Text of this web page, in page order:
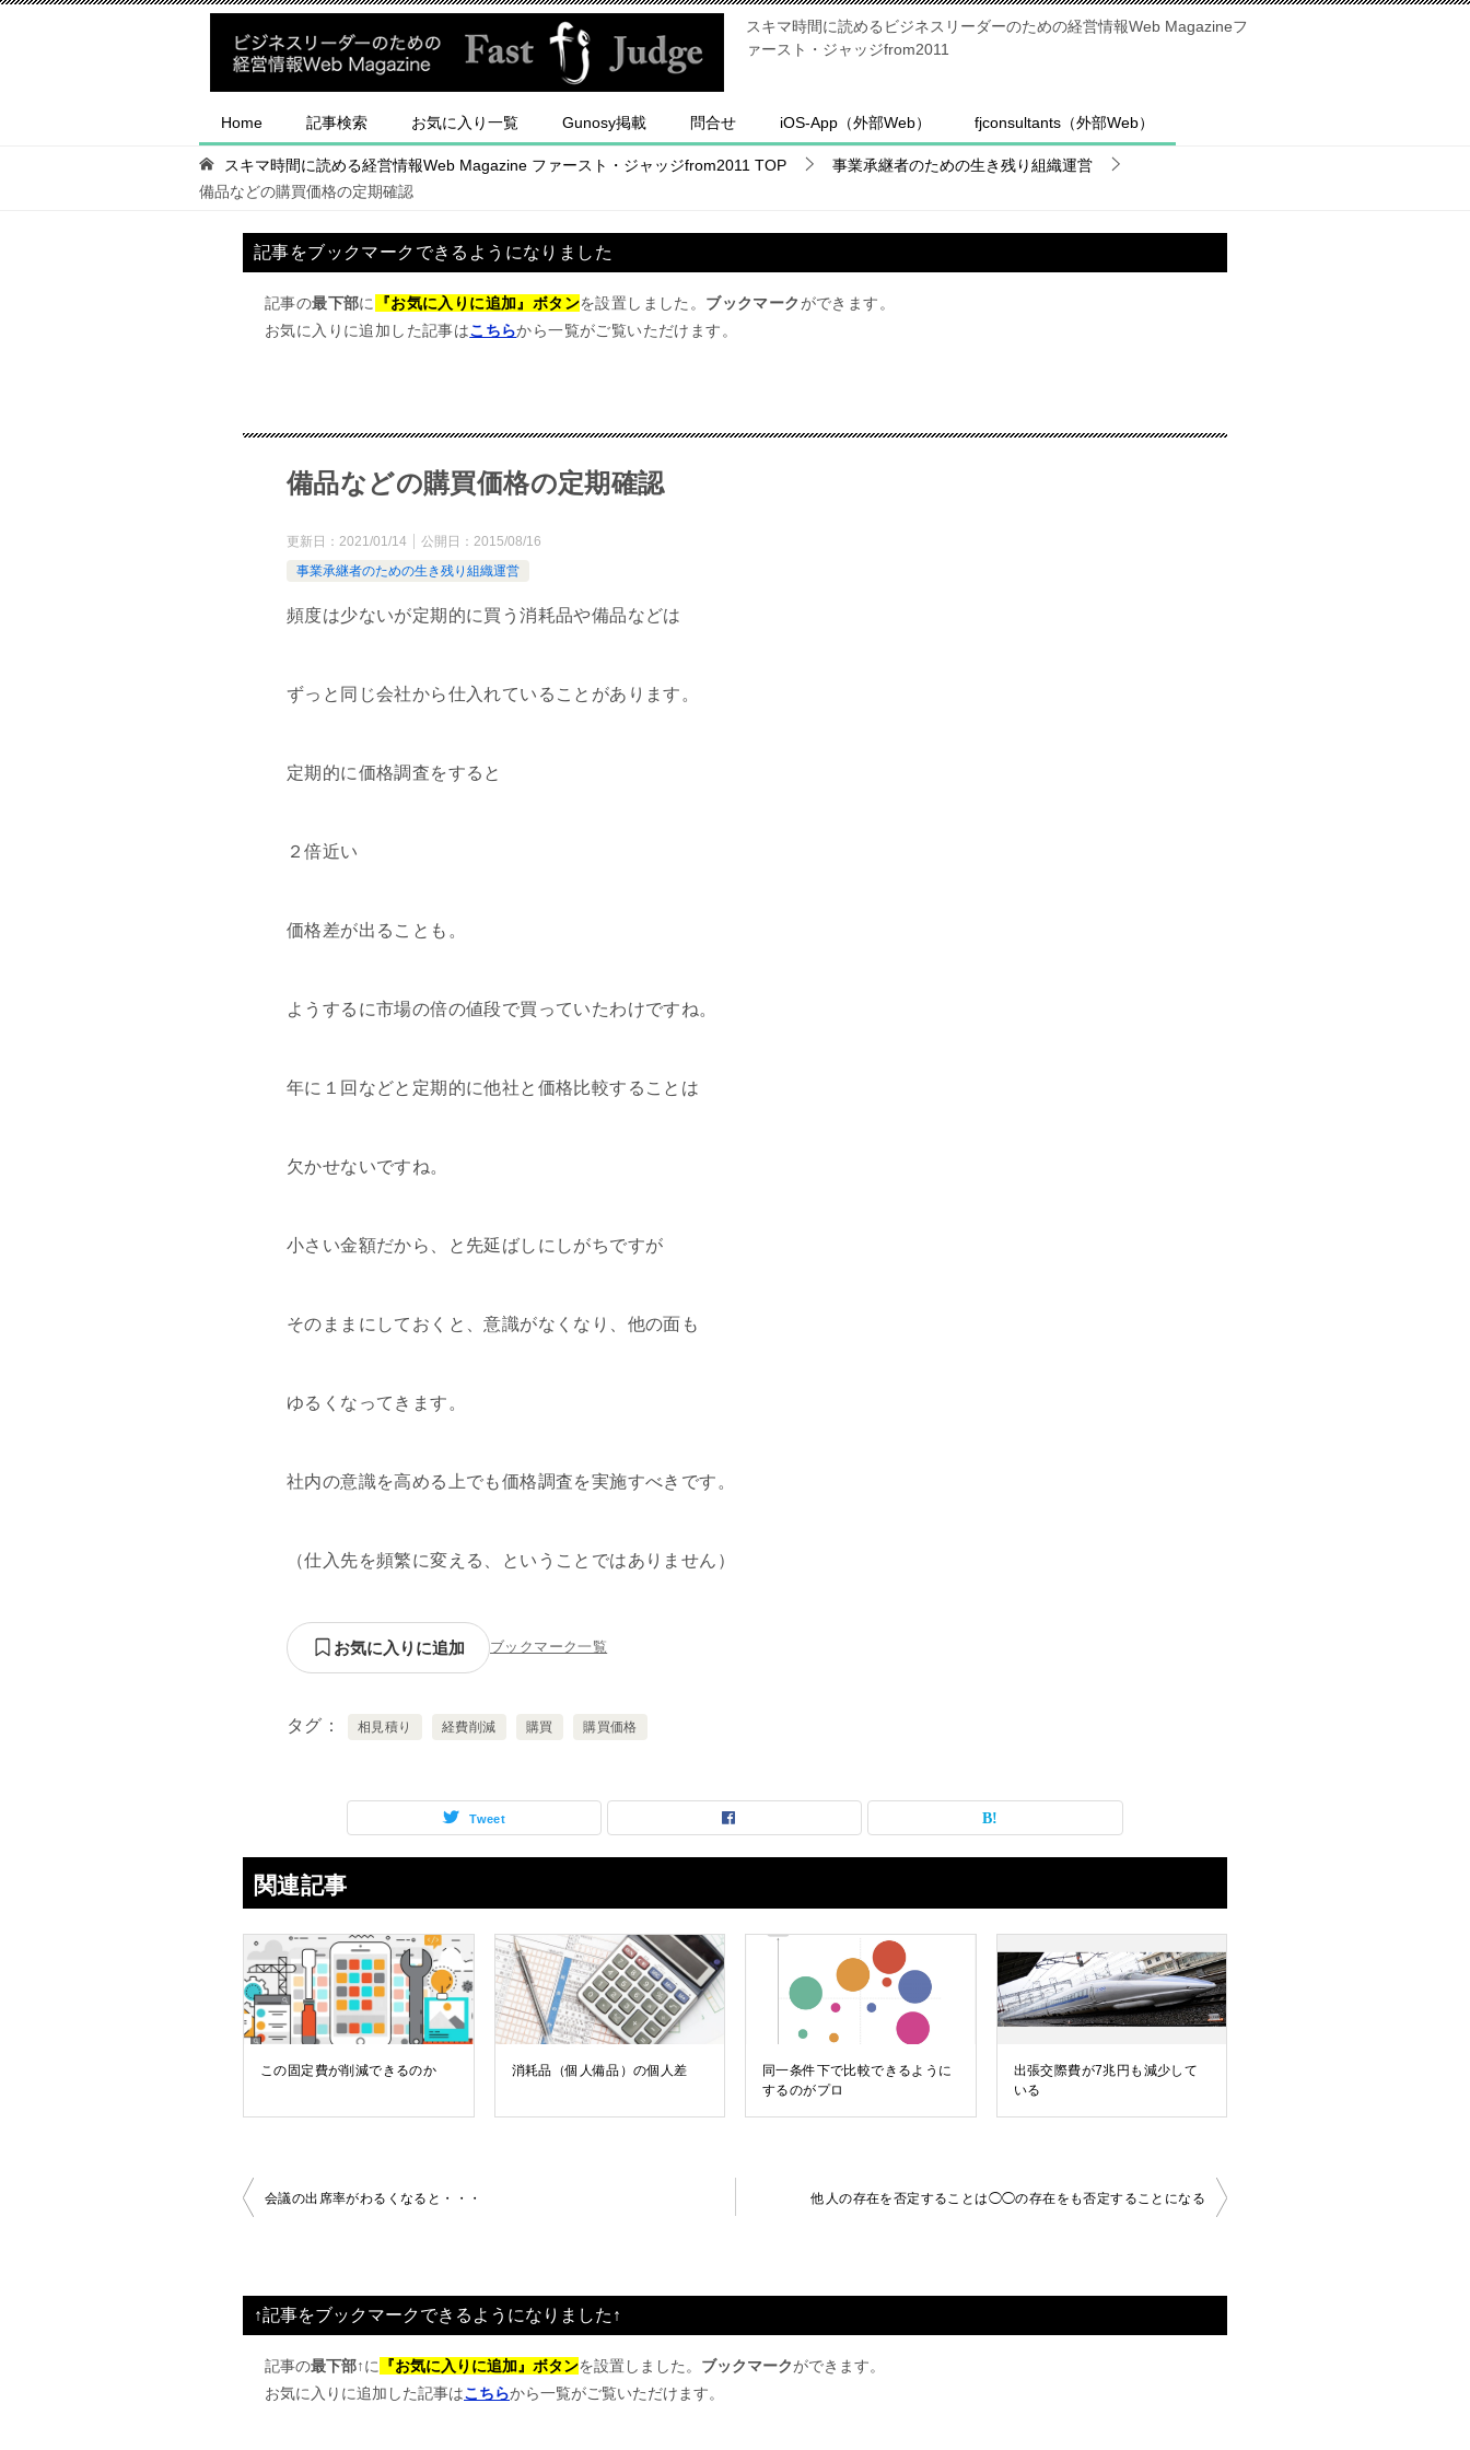
スキマ時間に読めるビジネスリーダーのための経営情報Web Magazineフ
ァースト・ジャッジfrom2011
Home 記事検索 お気に入り一覧 Gunosy掲載 問合せ iOS-App（外部Web） fjconsultants（外部Web）
スキマ時間に読める経営情報Web Magazine ファースト・ジャッジfrom2011 TOP
事業承継者のための生き残り組織運営
備品などの購買価格の定期確認
記事をブックマークできるようになりました
記事の最下部に 『お気に入りに追加』ボタンを設置しました。 ブックマーク ができます。
お気に入りに追加した記事はこちらから一覧がご覧いただけます。
備品などの購買価格の定期確認
更新日： 2021/01/14 公開日： 2015/08/16
事業承継者のための生き残り組織運営
頻度は少ないが定期的に買う消耗品や備品などは
ずっと同じ会社から仕入れていることがあります。
定期的に価格調査をすると
２倍近い
価格差が出ることも。
ようするに市場の倍の値段で買っていたわけですね。
年に１回などと定期的に他社と価格比較することは
欠かせないですね。
小さい金額だから、と先延ばしにしがちですが
そのままにしておくと、意識がなくなり、他の面も
ゆるくなってきます。
社内の意識を高める上でも価格調査を実施すべきです。
（仕入先を頻繁に変える、ということではありません）
お気に入りに追加 ブックマーク一覧
タグ 相見積り 経費削減 購買 購買価格
Tweet
関連記事
この固定費が削減できるのか 消耗品（個人備品）の個人差
同一条件下で比較できるように
するのがプロ
出張交際費が7兆円も減少して
いる
投
ビ
ゲ
ー
シ
会議の出席率がわるくなると・・・ 他人の存在を否定することは◯◯の存在をも否定することになる
↑記事をブックマークできるようになりました↑
記事の最下部↑に 『お気に入りに追加』ボタンを設置しました。 ブックマークができます。
お気に入りに追加した記事はこちらから一覧がご覧いただけます。